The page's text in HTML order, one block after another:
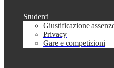
Studenti
Giustificazione
Privacy
Gare e competizioni